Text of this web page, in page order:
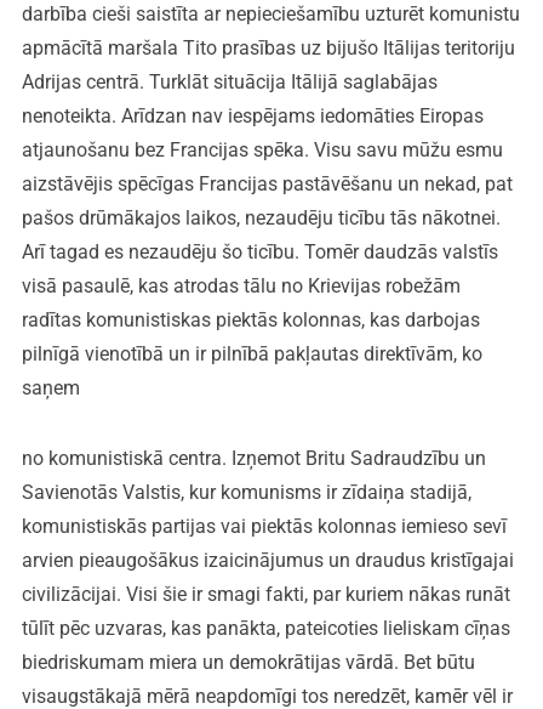
darbība cieši saistīta ar nepieciešamību uzturēt komunistu
apmācītā maršala Tito prasības uz bijušo Itālijas teritoriju
Adrijas centrā. Turklāt situācija Itālijā saglabājas
nenoteikta. Arīdzan nav iespējams iedomāties Eiropas
atjaunošanu bez Francijas spēka. Visu savu mūžu esmu
aizstāvējis spēcīgas Francijas pastāvēšanu un nekad, pat
pašos drūmākajos laikos, nezaudēju ticību tās nākotnei.
Arī tagad es nezaudēju šo ticību. Tomēr daudzās valstīs
visā pasaulē, kas atrodas tālu no Krievijas robežām
radītas komunistiskas piektās kolonnas, kas darbojas
pilnīgā vienotībā un ir pilnībā pakļautas direktīvām, ko
saņem
no komunistiskā centra. Izņemot Britu Sadraudzību un
Savienotās Valstis, kur komunisms ir zīdaiņa stadijā,
komunistiskās partijas vai piektās kolonnas iemieso sevī
arvien pieaugošākus izaicinājumus un draudus kristīgajai
civilizācijai. Visi šie ir smagi fakti, par kuriem nākas runāt
tūlīt pēc uzvaras, kas panākta, pateicoties lieliskam cīņas
biedriskumam miera un demokrātijas vārdā. Bet būtu
visaugstākajā mērā neapdomīgi tos neredzēt, kamēr vēl ir